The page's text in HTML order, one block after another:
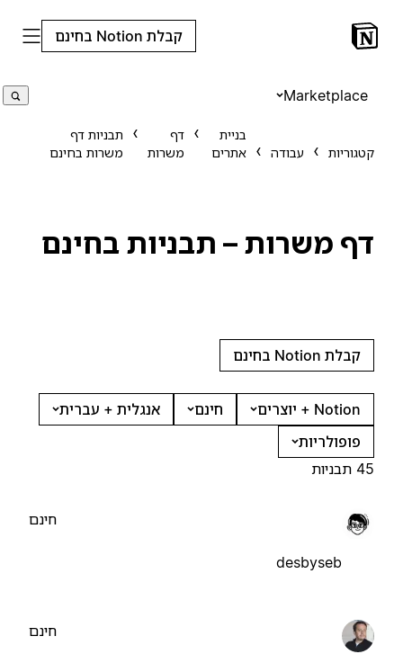
קבלת Notion בחינם
Marketplace
קטגוריות עבודה
בניית
אתרים
דף
משרות
תבניות דף
משרות בחינם
דף משרות – תבניות בחינם
קבלת Notion בחינם
Notion + יוצרים חינם
אנגלית + עברית
פופולריות
45 תבניות
desbyseb
חינם
חינם